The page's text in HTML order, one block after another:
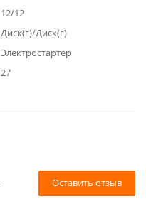
12/12
Диск(г)/Диск(г)
Электростартер
27
Оставить отзыв